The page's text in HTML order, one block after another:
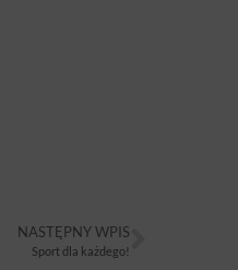
NASTĘPNY WPIS
Sport dla każdego!